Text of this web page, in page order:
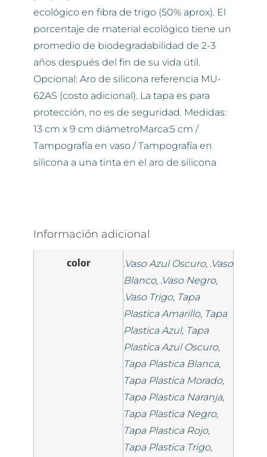
ecológico en fibra de trigo (50% aprox). El
porcentaje de material ecológico tiene un
promedio de biodegradabilidad de 2-3
años después del fin de su vida útil.
Opcional: Aro de silicona referencia MU-
62AS (costo adicional). La tapa es para
protección, no es de seguridad. Medidas:
13 cm x 9 cm diámetroMarca:5 cm /
Tampografía en vaso / Tampografía en
silicona a una tinta en el aro de silicona
Información adicional
color
.Vaso Azul Oscuro, .Vaso
Blanco, .Vaso Negro,
.Vaso Trigo, Tapa
Plastica Amarillo, Tapa
Plastica Azul, Tapa
Plastica Azul Oscuro,
Tapa Plastica Blanca,
Tapa Plastica Morado,
Tapa Plastica Naranja,
Tapa Plastica Negro,
Tapa Plastica Rojo,
Tapa Plastica Trigo,